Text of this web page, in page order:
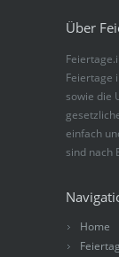
Über
Feiertage
sowie die
einfach
sind nach
Home